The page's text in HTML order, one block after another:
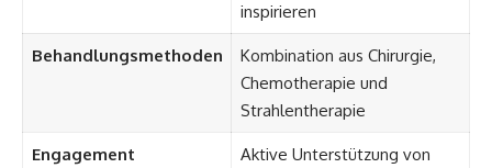
inspirieren
Behandlungsmethoden
Kombination aus Chirurgie,
Chemotherapie und
Strahlentherapie
Engagement
Aktive Unterstützung von